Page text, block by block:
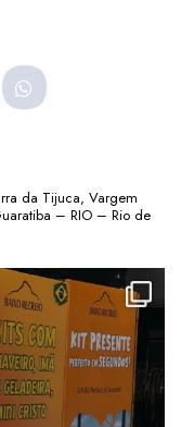
da Tijuca, Vargem
– RIO – Rio de